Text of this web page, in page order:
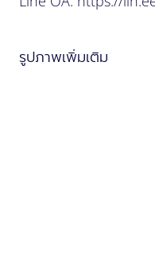
รูปภาพเพิ่มเติม